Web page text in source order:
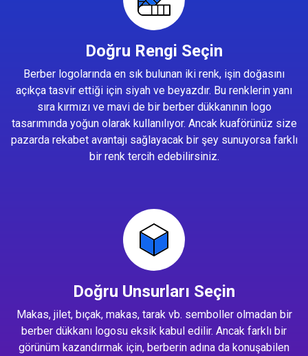
Doğru Rengi Seçin
Berber logolarında en sık bulunan iki renk, işin doğasını
açıkça tasvir ettiği için siyah ve beyazdır. Bu renklerin yanı
sıra kırmızı ve mavi de bir berber dükkanının logo
tasarımında yoğun olarak kullanılıyor. Ancak kuaförünüz size
pazarda rekabet avantajı sağlayacak bir şey sunuyorsa farklı
bir renk tercih edebilirsiniz.
Doğru Unsurları Seçin
Makas, jilet, bıçak, makas, tarak vb. semboller olmadan bir
berber dükkanı logosu eksik kabul edilir. Ancak farklı bir
görünüm kazandırmak için, berberin adına da konuşabilen